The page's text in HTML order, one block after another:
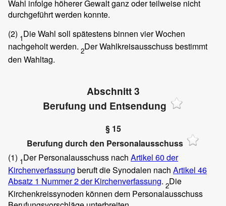
Wahl infolge höherer Gewalt ganz oder teilweise nicht
durchgeführt werden konnte.
(2) 1Die Wahl soll spätestens binnen vier Wochen
nachgeholt werden. 2Der Wahlkreisausschuss bestimmt
den Wahltag.
Abschnitt 3
Berufung und Entsendung
§ 15
Berufung durch den Personalausschuss
(1) 1Der Personalausschuss nach Artikel 60 der
Kirchenverfassung beruft die Synodalen nach Artikel 46
Absatz 1 Nummer 2 der Kirchenverfassung. 2Die
Kirchenkreissynoden können dem Personalausschuss